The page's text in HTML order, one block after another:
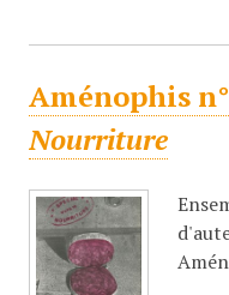
Aménophis
Nourriture